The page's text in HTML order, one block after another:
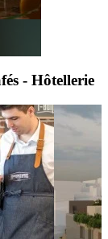
- Hôtellerie